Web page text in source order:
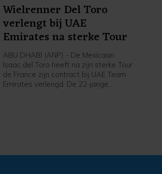
Wielrenner Del Toro
verlengt bij UAE
Emirates na sterke Tour
ABU DHABI (ANP) - De Mexicaan
Isaac del Toro heeft na zijn sterke Tour
de France zijn contract bij UAE Team
Emirates verlengd. De 22-jarige